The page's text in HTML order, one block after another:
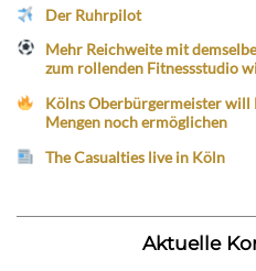
Der Ruhrpilot
Mehr Reichweite mit
zum rollenden Fitnessstudio
Kölns Oberbürgermeister will
Mengen noch ermöglichen
The Casualties live in Köln
Aktuelle